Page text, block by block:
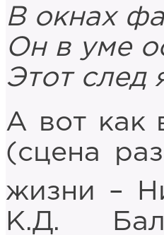
В окнах
Он в уме
Этот след
А вот как
(сцена
жизни –
К.Д.